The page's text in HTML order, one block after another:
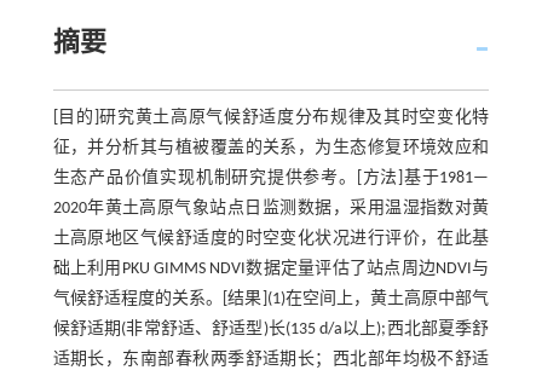
摘要
[目的]研究黄土高原气候舒适度分布规律及其时空变化特
征，并分析其与植被覆盖的关系，为生态修复环境效应和
生态产品价值实现机制研究提供参考。[方法]基于1981—
2020年黄土高原气象站点日监测数据，采用温湿指数对黄
土高原地区气候舒适度的时空变化状况进行评价，在此基
础上利用PKU GIMMS NDVI数据定量评估了站点周边NDVI与
气候舒适程度的关系。[结果](1)在空间上，黄土高原中部气
候舒适期(非常舒适、舒适型)长(135 d/a以上);西北部夏季舒
适期长，东南部春秋两季舒适期长；西北部年均极不舒适